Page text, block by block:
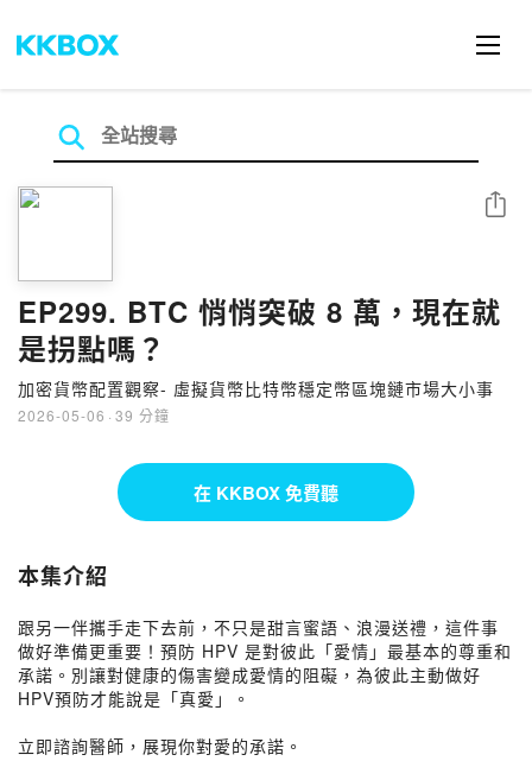
EP299. BTC 悄悄突破 8 萬，現在就
是拐點嗎？
加密貨幣配置觀察- 虛擬貨幣比特幣穩定幣區塊鏈市場大小事
2026-05-06 · 39 分鐘
分享
在 KKBOX 免費聽
本集介紹
跟另一伴攜手走下去前，不只是甜言蜜語、浪漫送禮，這件事
做好準備更重要！預防 HPV 是對彼此「愛情」最基本的尊重和
承諾。別讓對健康的傷害變成愛情的阻礙，為彼此主動做好
HPV預防才能說是「真愛」。
立即諮詢醫師，展現你對愛的承諾。